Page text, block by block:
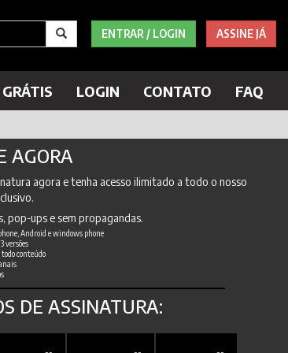
ENTRAR / LOGIN ASSINE JÁ
GRÁTIS LOGIN CONTATO FAQ
AGORA
agora e tenha acesso ilimitado a todo o nosso
pop-ups e sem propagandas.
Android e windows phone
versões
conteúdo
DE ASSINATURA: